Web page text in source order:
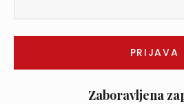
Zaboravljena